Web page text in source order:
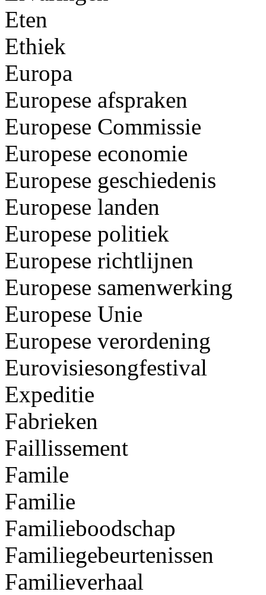
Eten
Ethiek
Europa
Europese afspraken
Europese Commissie
Europese economie
Europese geschiedenis
Europese landen
Europese politiek
Europese richtlijnen
Europese samenwerking
Europese Unie
Europese verordening
Eurovisiesongfestival
Expeditie
Fabrieken
Faillissement
Famile
Familie
Familieboodschap
Familiegebeurtenissen
Familieverhaal